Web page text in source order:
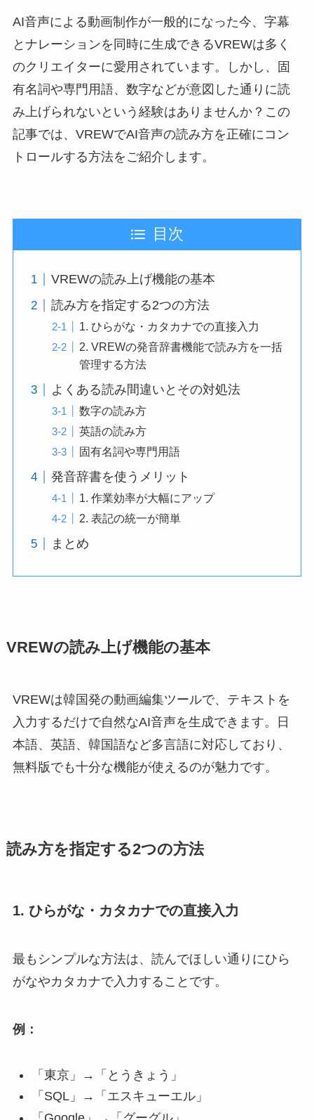
AI音声による動画制作が一般的になった今、字幕
とナレーションを同時に生成できるVREWは多く
のクリエイターに愛用されています。しかし、固
有名詞や専門用語、数字などが意図した通りに読
み上げられないという経験はありませんか？この
記事では、VREWでAI音声の読み方を正確にコン
トロールする方法をご紹介します。
目次
VREWの読み上げ機能の基本
読み方を指定する2つの方法
1. ひらがな・カタカナでの直接入力
2. VREWの発音辞書機能で読み方を一括
管理する方法
よくある読み間違いとその対処法
数字の読み方
英語の読み方
固有名詞や専門用語
発音辞書を使うメリット
1. 作業効率が大幅にアップ
2. 表記の統一が簡単
まとめ
VREWの読み上げ機能の基本
VREWは韓国発の動画編集ツールで、テキストを
入力するだけで自然なAI音声を生成できます。日
本語、英語、韓国語など多言語に対応しており、
無料版でも十分な機能が使えるのが魅力です。
読み方を指定する2つの方法
1. ひらがな・カタカナでの直接入力
最もシンプルな方法は、読んでほしい通りにひら
がなやカタカナで入力することです。
例：
「東京」→「とうきょう」
「SQL」→「エスキューエル」